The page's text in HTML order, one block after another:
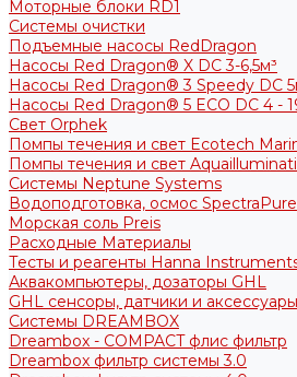
Моторные блоки RD1
Системы очистки
Подъемные насосы RedDragon
Насосы Red Dragon® X DC 3-6,5м³
Насосы Red Dragon® 3 Speedy DC
Насосы Red Dragon® 5 ECO DC 4 -
Свет Orphek
Помпы течения и свет Ecotech
Помпы течения и свет
Системы Neptune Systems
Водоподготовка, осмос SpectraPure
Морская соль Preis
Расходные Материалы
Тесты и реагенты Hanna
Аквакомпьютеры, дозаторы GHL
GHL сенсоры, датчики и аксессуары
Системы DREAMBOX
Dreambox - COMPACT флис фильтр
Dreambox фильтр системы 3.0